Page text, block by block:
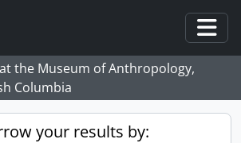
the Museum of Anthropology,
Columbia
your results by: